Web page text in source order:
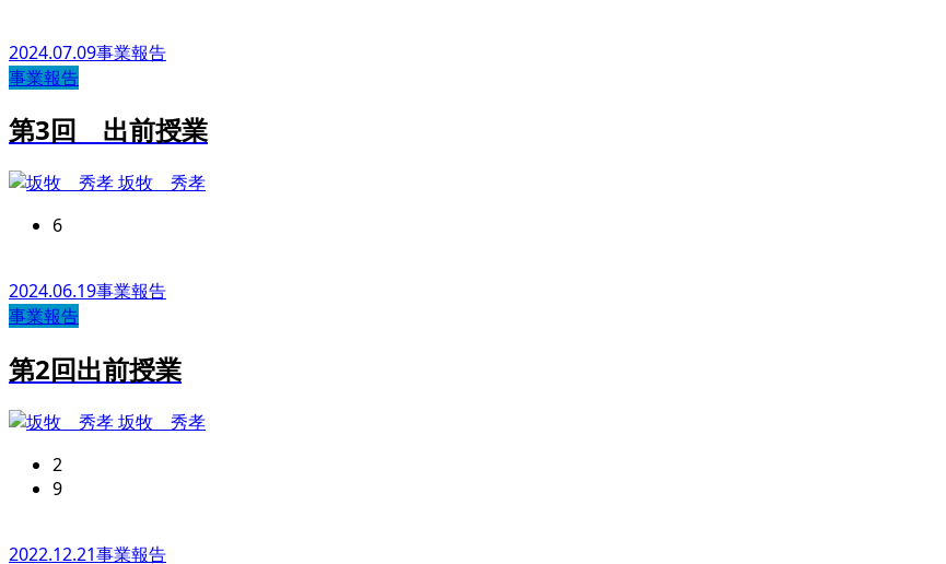
2024.07.09事業報告
事業報告
第3回 出前授業
坂牧 秀孝
6
2024.06.19事業報告
事業報告
第2回出前授業
坂牧 秀孝
2
9
2022.12.21事業報告